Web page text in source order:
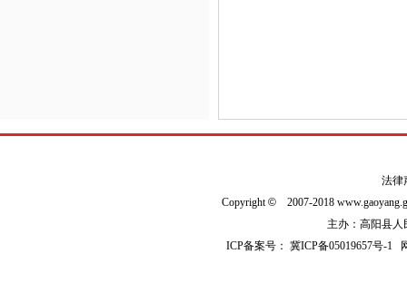
法律
Copyright© 2007-2018
主办：高阳县人
ICP备案号：冀ICP备05019657号-1